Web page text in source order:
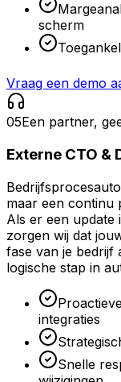
scherm
Vraag een demo
05Een partner,
Externe CTO
maar een continu
Als er een update
zorgen wij dat
fase van je bedrijf
logische stap in
integraties
Snelle